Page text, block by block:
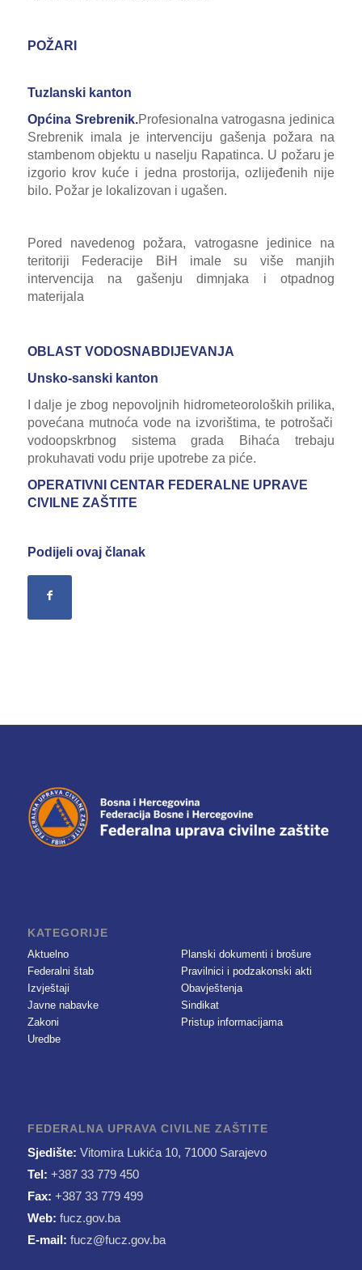
POŽARI
Tuzlanski kanton
Općina Srebrenik.Profesionalna vatrogasna jedinica
Srebrenik imala je intervenciju gašenja požara na
stambenom objektu u naselju Rapatinca. U požaru je
izgorio krov kuće i jedna prostorija, ozlijeđenih nije
bilo. Požar je lokalizovan i ugašen.
Pored navedenog požara, vatrogasne jedinice na
teritoriji Federacije BiH imale su više manjih
intervencija na gašenju dimnjaka i otpadnog
materijala
OBLAST VODOSNABDIJEVANJA
Unsko-sanski kanton
I dalje je zbog nepovoljnih hidrometeoroloških prilika,
povećana mutnoća vode na izvorištima, te potrošači
vodoopskrbnog sistema grada Bihaća trebaju
prokuhavati vodu prije upotrebe za piće.
OPERATIVNI CENTAR FEDERALNE UPRAVE
CIVILNE ZAŠTITE
Podijeli ovaj članak
KATEGORIJE
Aktuelno
Federalni štab
Izvještaji
Javne nabavke
Zakoni
Uredbe
Planski dokumenti i brošure
Pravilnici i podzakonski akti
Obavještenja
Sindikat
Pristup informacijama
FEDERALNA UPRAVA CIVILNE ZAŠTITE
Sjedište: Vitomira Lukića 10, 71000 Sarajevo
Tel: +387 33 779 450
Fax: +387 33 779 499
Web: fucz.gov.ba
E-mail: fucz@fucz.gov.ba